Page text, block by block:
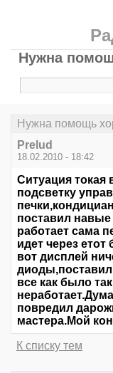
Нужна
Нужна помощь
Prelud
18.02.2010 - 18:42
Ситуация токая
подсветку
поставил
работает сама
идет через
вот дисплей
все как было
повредил
мастера.Мой
К списку тем